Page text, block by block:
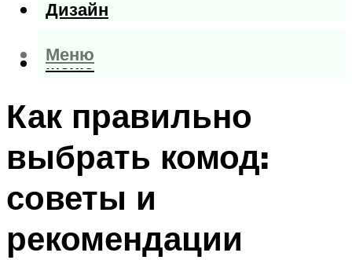
Дизайн
Меню
Меню
Как правильно
выбрать комод:
советы и
рекомендации